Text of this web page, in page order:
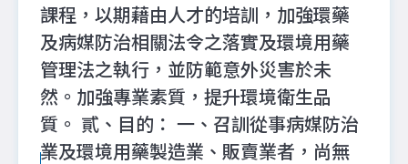
課程，以期藉由人才的培訓，加強環藥
及病媒防治相關法令之落實及環境用藥
管理法之執行，並防範意外災害於未
然。加強專業素質，提升環境衛生品
質。 貳、目的： 一、召訓從事病媒防治
業及環境用藥製造業、販賣業者，尚無